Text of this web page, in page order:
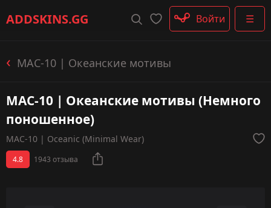
ADDSKINS.GG ☰
Пистолеты-пулемёты
Перчатки
Войти
MAC-10 | Океанские мотивы
MAC-10 | Океанские мотивы (Немного
поношенное)
MAC-10 | Oceanic (Minimal Wear)
4.8 1943 отзыва